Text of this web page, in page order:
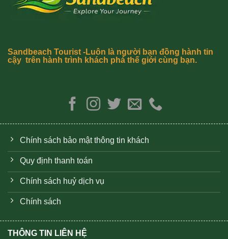
Sandbeach Tourist -Luôn là người bạn đồng hành tin
cậy trên hành trình khách phá thế giới cùng bạn.
Chính sách bảo mật thông tin khách
Quy định thanh toán
Chính sách huỷ dịch vụ
Chính sách
THÔNG TIN LIÊN HỆ